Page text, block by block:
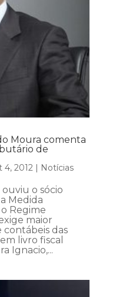
Moura comenta
de
4, 2012| Notícias
o sócio
Medida
Regime
maior
contábeis das
livro fiscal
Ignacio,...